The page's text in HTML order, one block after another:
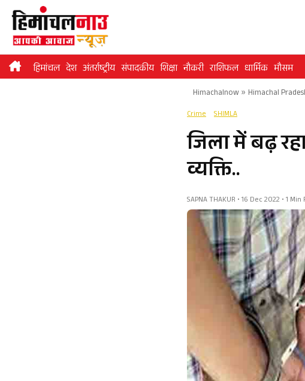
Skip
content
हिमांचल देश अंतर्राष्ट्रीय संपादकीय शिक्षा नौकरी राशिफल धार्मिक मौसम
Himachalnow» Himachal
Crime SHIMLA
जिला में बढ़
व्यक्ति..
SAPNA THAKUR • 16 Dec 2022 • 1 Min